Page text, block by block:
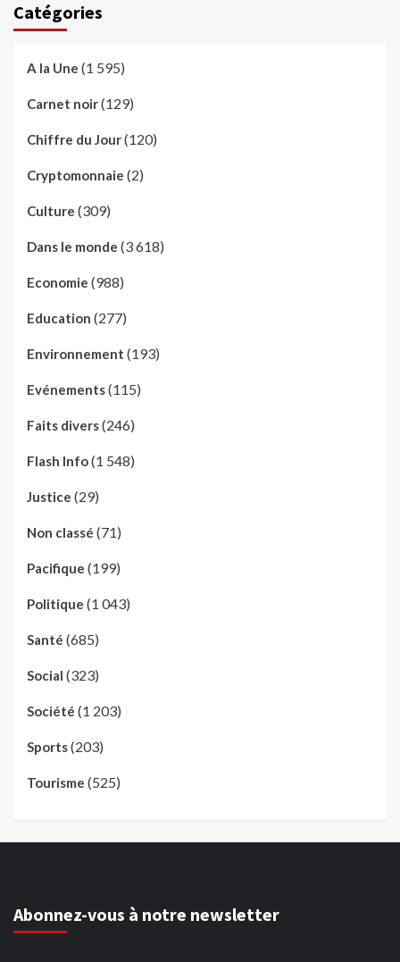
Catégories
A la Une (1 595)
Carnet noir(129)
Chiffre du Jour(120)
Cryptomonnaie (2)
Culture (309)
Dans le monde (3 618)
Economie (988)
Education (277)
Environnement (193)
Evénements(115)
Faits divers(246)
Flash Info(1 548)
Justice (29)
Non classé (71)
Pacifique (199)
Politique (1 043)
Santé (685)
Social (323)
Société (1 203)
Sports(203)
Tourisme (525)
Abonnez-vous à notre newsletter